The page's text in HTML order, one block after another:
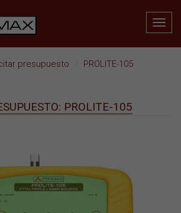
presupuesto PROLITE-105
PROLITE-105